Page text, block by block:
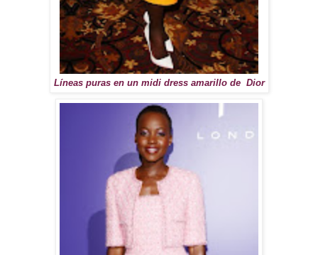
Líneas puras en un midi dress amarillo de Dior